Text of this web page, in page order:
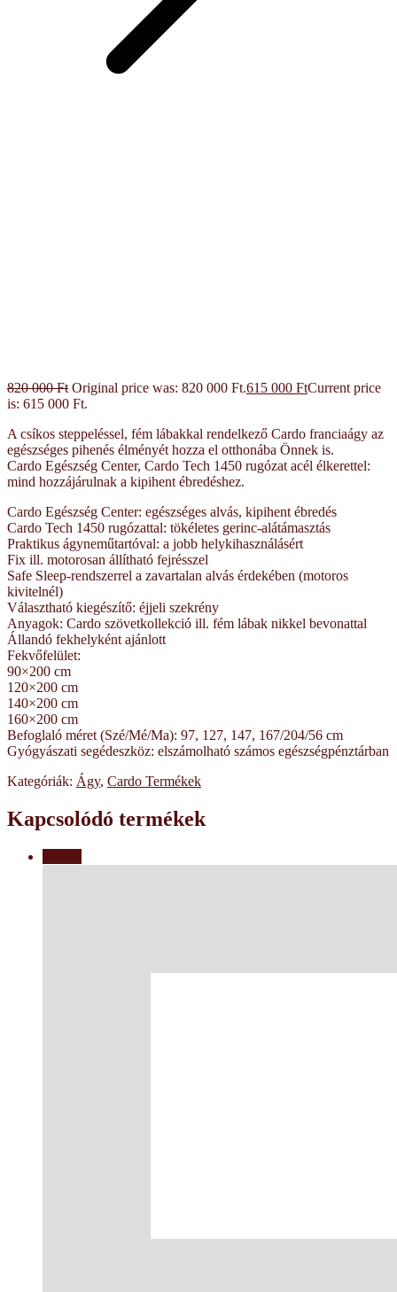
820 000Ft Original price was: 820 000 Ft.615 000 FtCurrent price
is: 615 000 Ft.
A csíkos steppeléssel, fém lábakkal rendelkező Cardo franciaágy az
egészséges pihenés élményét hozza el otthonába Önnek is.
Cardo Egészség Center, Cardo Tech 1450 rugózat acél élkerettel:
mind hozzájárulnak a kipihent ébredéshez.
Cardo Egészség Center: egészséges alvás, kipihent ébredés
Cardo Tech 1450 rugózattal: tökéletes gerinc-alátámasztás
Praktikus ágyneműtartóval: a jobb helykihasználásért
Fix ill. motorosan állítható fejrésszel
Safe Sleep-rendszerrel a zavartalan alvás érdekében (motoros
kivitelnél)
Választható kiegészítő: éjjeli szekrény
Anyagok: Cardo szövetkollekció ill. fém lábak nikkel bevonattal
Állandó fekhelyként ajánlott
Fekvőfelület:
90×200 cm
120×200 cm
140×200 cm
160×200 cm
Befoglaló méret (Szé/Mé/Ma): 97, 127, 147, 167/204/56 cm
Gyógyászati segédeszköz: elszámolható számos egészségpénztárban
Kategóriák: Ágy, Cardo Termékek
Kapcsolódó termékek